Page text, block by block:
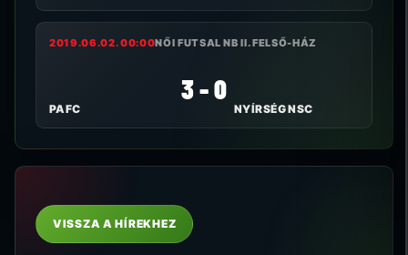
2019.06.02. 00:00NŐI FUTSAL NB II. FELSŐ-HÁZ
PAFC
3 - 0
NYÍRSÉG NSC
VISSZA A HÍREKHEZ